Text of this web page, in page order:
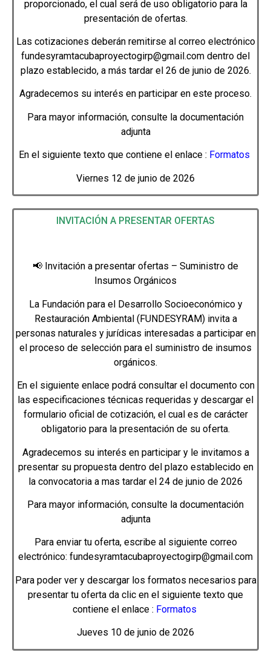
proporcionado, el cual será de uso obligatorio para la
presentación de ofertas.
Las cotizaciones deberán remitirse al correo electrónico
fundesyramtacubaproyectogirp@gmail.com dentro del
plazo establecido, a más tardar el 26 de junio de 2026.
Agradecemos su interés en participar en este proceso.
Para mayor información, consulte la documentación
adjunta
En el siguiente texto que contiene el enlace : Formatos
Viernes 12 de junio de 2026
INVITACIÓN A PRESENTAR OFERTAS
📢 Invitación a presentar ofertas – Suministro de
Insumos Orgánicos
La Fundación para el Desarrollo Socioeconómico y
Restauración Ambiental (FUNDESYRAM) invita a
personas naturales y jurídicas interesadas a participar en
el proceso de selección para el suministro de insumos
orgánicos.
En el siguiente enlace podrá consultar el documento con
las especificaciones técnicas requeridas y descargar el
formulario oficial de cotización, el cual es de carácter
obligatorio para la presentación de su oferta.
Agradecemos su interés en participar y le invitamos a
presentar su propuesta dentro del plazo establecido en
la convocatoria a mas tardar el 24 de junio de 2026
Para mayor información, consulte la documentación
adjunta
Para enviar tu oferta, escribe al siguiente correo
electrónico: fundesyramtacubaproyectogirp@gmail.com
Para poder ver y descargar los formatos necesarios para
presentar tu oferta da clic en el siguiente texto que
contiene el enlace : Formatos
Jueves 10 de junio de 2026